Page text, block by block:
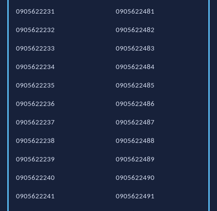
0905622231
0905622232
0905622233
0905622234
0905622235
0905622236
0905622237
0905622238
0905622239
0905622240
0905622241
0905622481
0905622482
0905622483
0905622484
0905622485
0905622486
0905622487
0905622488
0905622489
0905622490
0905622491